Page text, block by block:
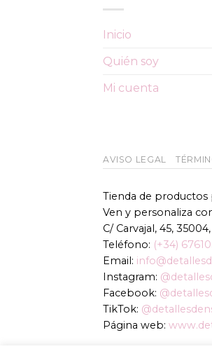
Inicio
Quién soy
Mi cuenta
AVISO LEGAL
Tienda de productos
Ven y personaliza
C/ Carvajal, 45,
Teléfono: (+34)
Email:
Instagram:
Facebook:
TikTok:
Página web: